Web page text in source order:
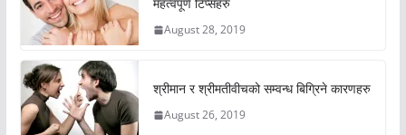
August 28, 2019
श्रीमान र श्रीमतीवीचको सम्वन्ध बिग्रिने कारणहरु
August 26, 2019